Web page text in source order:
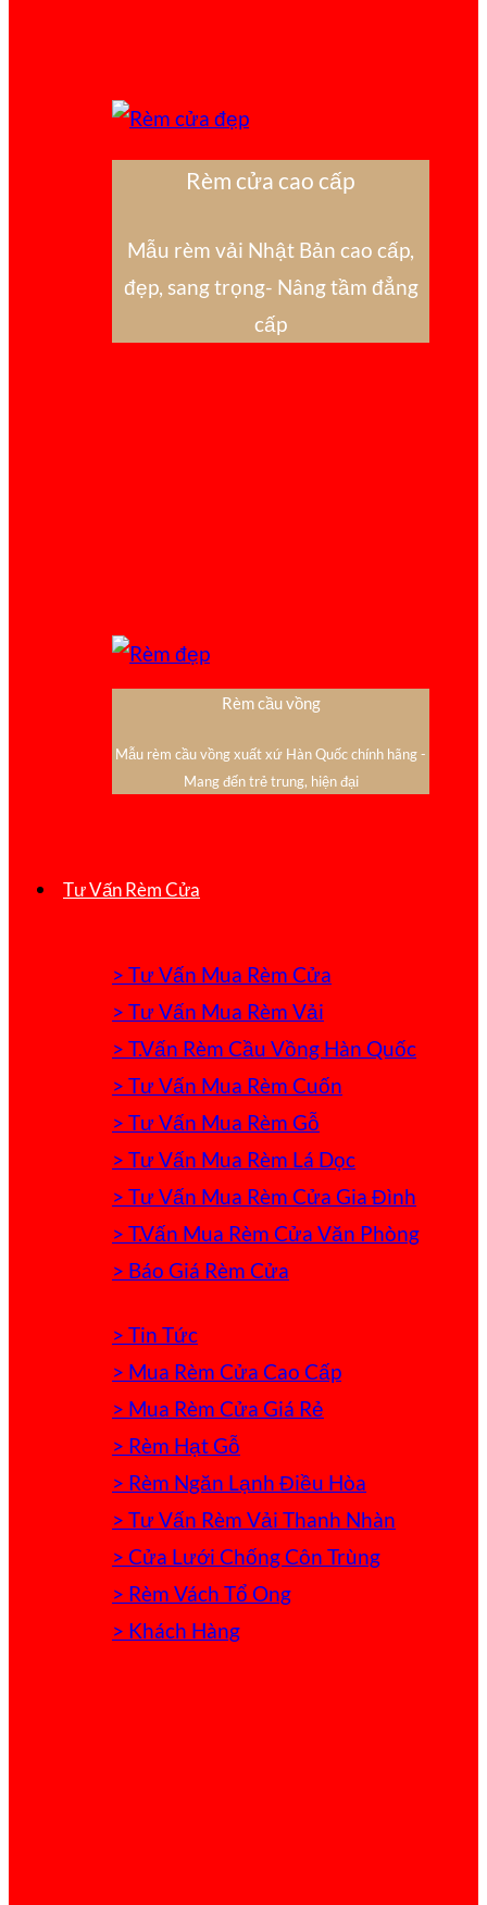
Rèm cửa cao cấp
Mẫu rèm vải Nhật Bản cao cấp,
đẹp, sang trọng- Nâng tầm đẳng
cấp
Rèm cầu vồng
Mẫu rèm cầu vồng xuất xứ Hàn Quốc chính hãng -
Mang đến trẻ trung, hiện đại
Tư Vấn Rèm Cửa
> Tư Vấn Mua Rèm Cửa
> Tư Vấn Mua Rèm Vải
> T.Vấn Rèm Cầu Vồng Hàn Quốc
> Tư Vấn Mua Rèm Cuốn
> Tư Vấn Mua Rèm Gỗ
> Tư Vấn Mua Rèm Lá Dọc
> Tư Vấn Mua Rèm Cửa Gia Đình
> T.Vấn Mua Rèm Cửa Văn Phòng
> Báo Giá Rèm Cửa
> Tin Tức
> Mua Rèm Cửa Cao Cấp
> Mua Rèm Cửa Giá Rẻ
> Rèm Hạt Gỗ
> Rèm Ngăn Lạnh Điều Hòa
> Tư Vấn Rèm Vải Thanh Nhàn
> Cửa Lưới Chống Côn Trùng
> Rèm Vách Tổ Ong
> Khách Hàng